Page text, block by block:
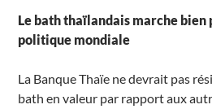
Le bath thaïlandais marche bien
politique mondiale
La Banque Thaïe ne devrait pas
bath en valeur par rapport aux